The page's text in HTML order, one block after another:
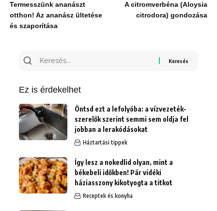
Termesszünk ananászt
otthon! Az ananász ültetése
és szaporítása
A citromverbéna (Aloysia
citrodora) gondozása
Keresés
Ez is érdekelhet
Öntsd ezt a lefolyóba: a vízvezeték-
szerelők szerint semmi sem oldja fel
jobban a lerakódásokat
Háztartási tippek
Így lesz a nokedlid olyan, mint a
békebeli időkben! Pár vidéki
háziasszony kikotyogta a titkot
Receptek és konyha